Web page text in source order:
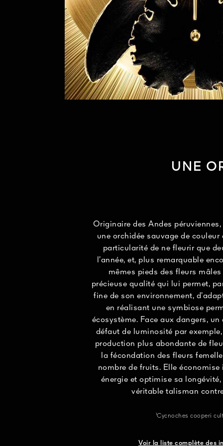
UNE
Originaire des Andes
une orchidée sauvage de couleur
particularité de ne fleurir que
l’année, et, plus remarquable
mêmes pieds des fleurs
précieuse qualité qui lui permet,
fine de son environnement,
en réalisant une symbiose
écosystème. Face aux dangers,
défaut de luminosité par
production plus abondante de
la fécondation des fleurs
nombre de fruits. Elle
énergie et optimise sa
véritable talisman
¹Cycnoches cooperi
Voir la liste complète des